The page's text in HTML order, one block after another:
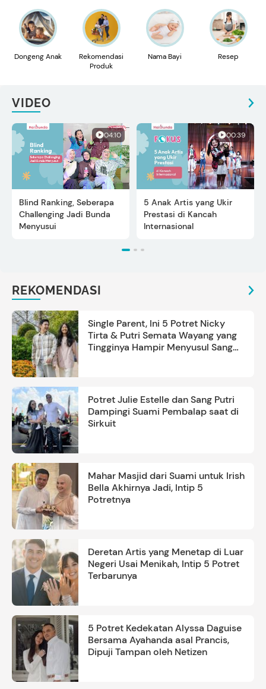
Dongeng Anak
Rekomendasi
Produk
Nama Bayi Resep
VIDEO
04:10
Blind Ranking, Seberapa
Challenging Jadi Bunda
Menyusui
00:39
5 Anak Artis yang Ukir
Prestasi di Kancah
Internasional
REKOMENDASI
Single Parent, Ini 5 Potret Nicky
Tirta & Putri Semata Wayang yang
Tingginya Hampir Menyusul Sang
Potret Julie Estelle dan Sang Putri
Dampingi Suami Pembalap saat di
Sirkuit
Mahar Masjid dari Suami untuk Irish
Bella Akhirnya Jadi, Intip 5
Potretnya
Deretan Artis yang Menetap di Luar
Negeri Usai Menikah, Intip 5 Potret
Terbarunya
5 Potret Kedekatan Alyssa Daguise
Bersama Ayahanda asal Prancis,
Dipuji Tampan oleh Netizen